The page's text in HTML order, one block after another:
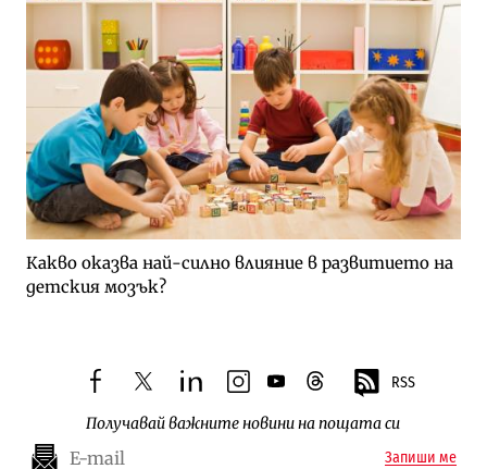
Какво оказва най-силно влияние в развитието на
детския мозък?
facebooktwitterlinkedininstagram
youtubethreads RSS
Получавай важните новини на пощата си
Запиши ме